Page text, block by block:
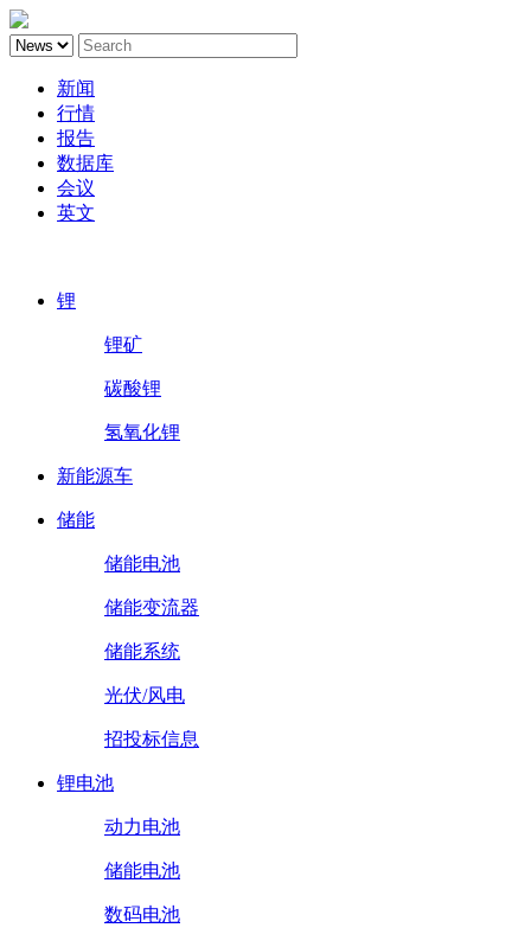
新闻
行情
报告
数据库
会议
英文
锂
锂矿
碳酸锂
氢氧化锂
新能源车
储能
储能电池
储能变流器
储能系统
光伏/风电
招投标信息
锂电池
动力电池
储能电池
数码电池